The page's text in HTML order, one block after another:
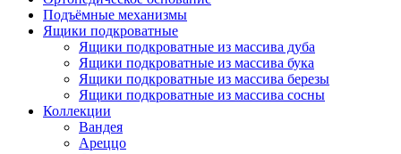
Подъёмные механизмы
Ящики подкроватные
Ящики подкроватные из массива дуба
Ящики подкроватные из массива бука
Ящики подкроватные из массива березы
Ящики подкроватные из массива сосны
Коллекции
Вандея
Ареццо